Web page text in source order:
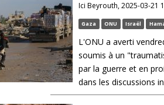
Ici Beyrouth, 2025-03-21
Gaza ONU Israël
L'ONU a averti
soumis à un
par la guerre et en
dans les discussions